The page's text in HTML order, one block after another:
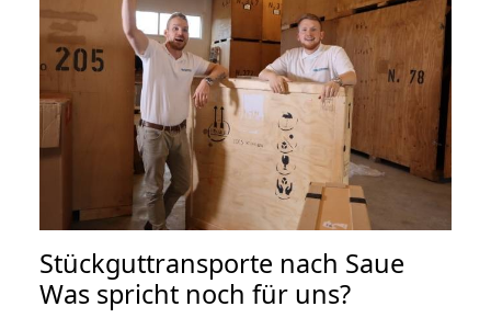
Stückguttransporte nach Saue
Was spricht noch für uns?